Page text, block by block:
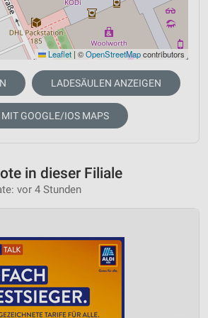
Leaflet | ©OpenStreetMapcontributors
LADESÄULEN ANZEIGEN
GOOGLE/IOS MAPS
in dieser Filiale
vor 4 Stunden